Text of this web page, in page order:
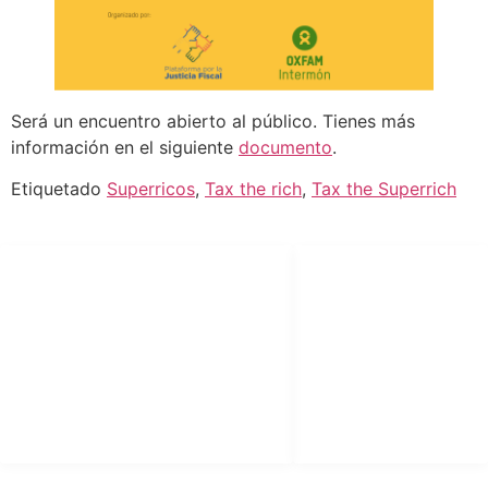
Será un encuentro abierto al público. Tienes más
información en el siguiente documento.
Etiquetado Superricos, Tax the rich, Tax the Superrich